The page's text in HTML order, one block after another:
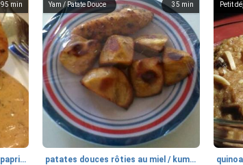
95min
paprika huhn (poulet à la sauce paprika).
35 min
Yam / Patate Douce
patates douces rôties au miel / kumara
Petit